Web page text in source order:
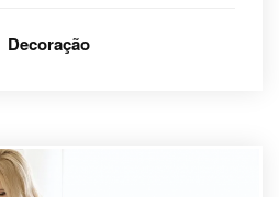
Decoração